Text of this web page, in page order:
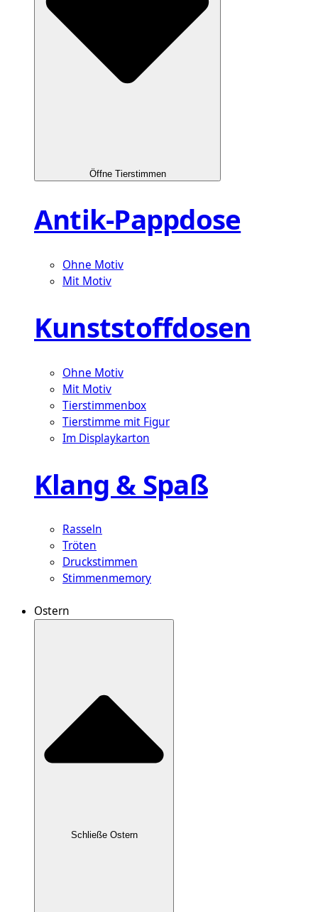
Öffne Tierstimmen
Antik-Pappdose
Ohne Motiv
Mit Motiv
Kunststoffdosen
Ohne Motiv
Mit Motiv
Tierstimmenbox
Tierstimme mit Figur
Im Displaykarton
Klang & Spaß
Rasseln
Tröten
Druckstimmen
Stimmenmemory
Ostern
Schließe Ostern